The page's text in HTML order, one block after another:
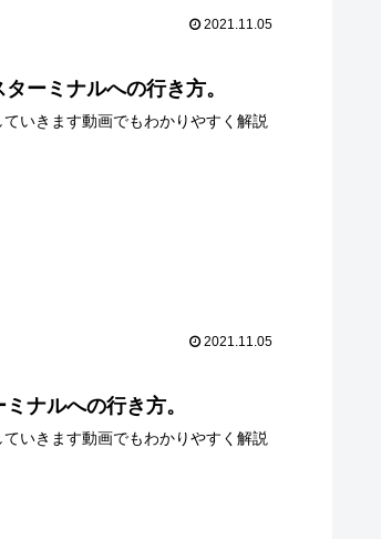
2021.11.05
ーミナルへの行き方。
いきます動画でもわかりやすく解説
2021.11.05
ナルへの行き方。
いきます動画でもわかりやすく解説